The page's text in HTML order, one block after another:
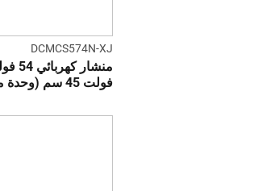
DCMCS574N-XJ
فولت 45 سم (وحدة مستقلة)